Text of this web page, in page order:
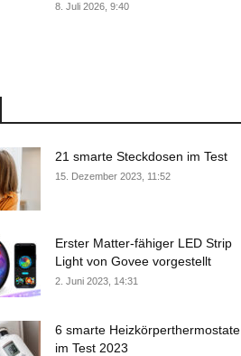
8. Juli 2026, 9:40
21 smarte Steckdosen im Test
15. Dezember 2023, 11:52
Erster Matter-fähiger LED Strip
Light von Govee vorgestellt
2. Juni 2023, 14:31
6 smarte Heizkörperthermostate
im Test 2023